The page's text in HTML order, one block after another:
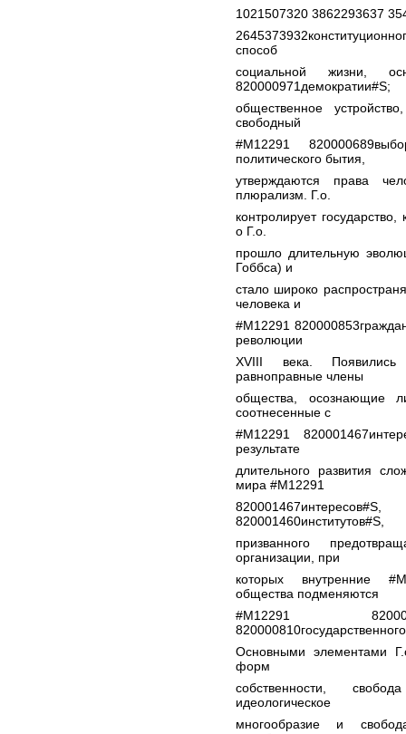
1021507320 3862293637
способ
социальной жизни,
820000971демократии#S;
общественное
свободный
#M12291
политического бытия,
утверждаются права
плюрализм. Г.о.
контролирует
о Г.о.
прошло длительную
Гоббса) и
стало широко
человека и
#M12291
революции
XVIII века. Появились
равноправные члены
общества, осознающие
соотнесенные с
#M12291
результате
длительного развития
мира #M12291
820001460институтов#S,
призванного
организации, при
которых внутренние
общества подменяются
#M12291
Основными элементами
форм
собственности,
идеологическое
многообразие и